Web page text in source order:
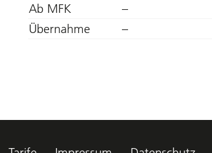
Ab MFK
–
Übernahme
–